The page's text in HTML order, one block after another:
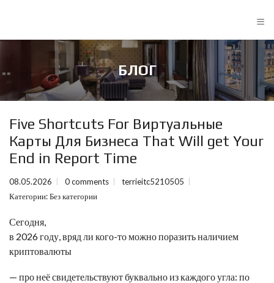
≡
БЛОГ
Five Shortcuts For Виртуальные
Карты Для Бизнеса That Will get Your
End in Report Time
08.05.2026 0 comments
terrieitc5210505
Категории:Без категории
Сегодня,
в 2026 году, вряд ли кого-то можно поразить наличием
криптовалюты
— про неё свидетельствуют буквально из каждого угла: по